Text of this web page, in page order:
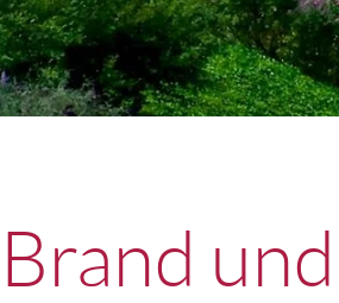
Brand